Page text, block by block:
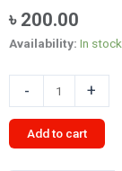
৳ 200.00
Availability: In stock
-
স্ট্যাম্প
প্যাড
(মালেশিয়া)
+
Add to cart